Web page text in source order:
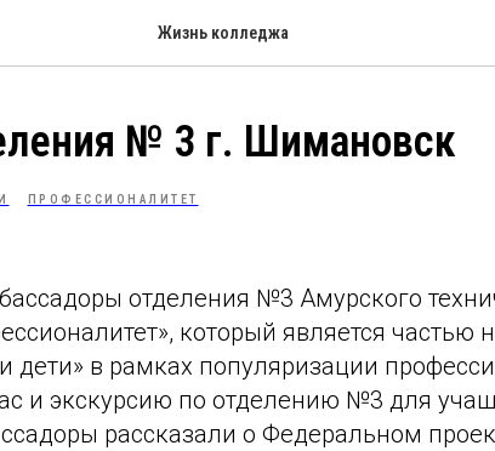
Жизнь колледжа
№ 3 г. Шимановск
ПРОФЕССИОНАЛИТЕТ
отделения №3 Амурского
который является частью
дети» в рамках популяризации
и экскурсию по отделению №3 для
рассказали о Федеральном